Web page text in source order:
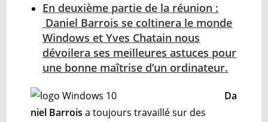
En deuxième partie de la réunion :
Daniel Barrois se coltinera le monde
Windows et Yves Chatain nous
dévoilera ses meilleures astuces pour
une bonne maîtrise d’un ordinateur.
Da
niel Barrois a toujours travaillé sur des